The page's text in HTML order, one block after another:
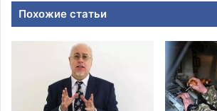
Похожие статьи